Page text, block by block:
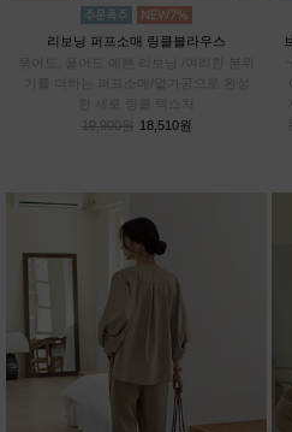
리보닝 퍼프소매 링클블라우스
묶어도, 풀어도 예쁜 리보닝 /여리한 분위
기를 더하는 퍼프소매/열가공으로 완성
한 세로 링클 텍스처
19,900원 18,510원